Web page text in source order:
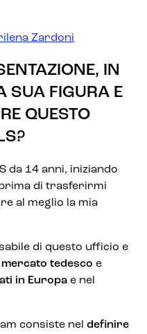
Zardoni
IN
SUA FIGURA E
QUESTO
da 14 anni, iniziando
di trasferirmi
al meglio la mia
di questo ufficio e
mercato tedesco e
in Europa e nel
consiste nel definire